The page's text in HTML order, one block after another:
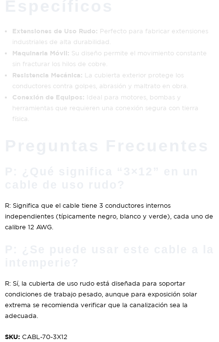
Extensiones de Uso Rudo: Perfecto para fabricar extensiones
industriales de alta durabilidad.
Maquinaria Móvil: Su diseño permite el movimiento constante
sin fracturar los hilos de cobre.
Resistencia Mecánica: La cubierta exterior protege los
conductores contra golpes, abrasión y maltrato en obra.
Conexión de Equipos: Ideal para motores, bombas y
herramientas que requieren una conexión segura con tierra
física.
R: Significa que el cable tiene 3 conductores internos
independientes (típicamente negro, blanco y verde), cada uno de
calibre 12 AWG.
R: Sí, la cubierta de uso rudo está diseñada para soportar
condiciones de trabajo pesado, aunque para exposición solar
extrema se recomienda verificar que la canalización sea la
adecuada.
SKU: CABL-70-3X12